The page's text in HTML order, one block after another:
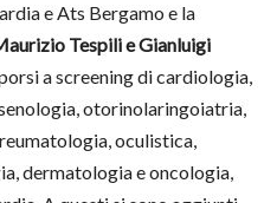
e Ats Bergamo e la
Tespili e Gianluigi
a screening di cardiologia,
otorinolaringoiatria,
oculistica,
dermatologia e oncologia,